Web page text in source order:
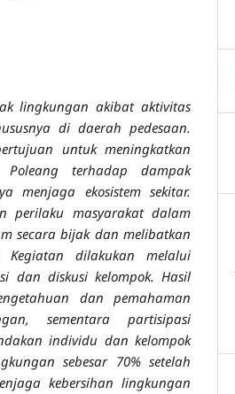
lingkungan akibat aktivitas
di daerah pedesaan.
untuk meningkatkan
terhadap dampak
menjaga ekosistem sekitar.
perilaku masyarakat dalam
secara bijak dan melibatkan
dilakukan melalui
dan diskusi kelompok. Hasil
dan pemahaman
sementara partisipasi
individu dan kelompok
sebesar 70% setelah
kebersihan lingkungan